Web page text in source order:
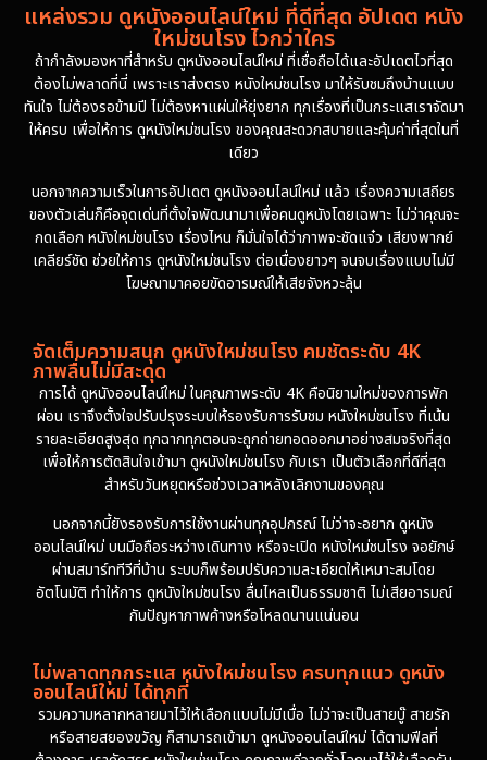
แหล่งรวม ดูหนังออนไลน์ใหม่ ที่ดีที่สุด อัปเดต หนัง
ใหม่ชนโรง ไวกว่าใคร
ถ้ากำลังมองหาที่สำหรับ ดูหนังออนไลน์ใหม่ ที่เชื่อถือได้และอัปเดตไวที่สุด
ต้องไม่พลาดที่นี่ เพราะเราส่งตรง หนังใหม่ชนโรง มาให้รับชมถึงบ้านแบบ
ทันใจ ไม่ต้องรอข้ามปี ไม่ต้องหาแผ่นให้ยุ่งยาก ทุกเรื่องที่เป็นกระแสเราจัดมา
ให้ครบ เพื่อให้การ ดูหนังใหม่ชนโรง ของคุณสะดวกสบายและคุ้มค่าที่สุดในที่
เดียว
นอกจากความเร็วในการอัปเดต ดูหนังออนไลน์ใหม่ แล้ว เรื่องความเสถียร
ของตัวเล่นก็คือจุดเด่นที่ตั้งใจพัฒนามาเพื่อคนดูหนังโดยเฉพาะ ไม่ว่าคุณจะ
กดเลือก หนังใหม่ชนโรง เรื่องไหน ก็มั่นใจได้ว่าภาพจะชัดแจ๋ว เสียงพากย์
เคลียร์ชัด ช่วยให้การ ดูหนังใหม่ชนโรง ต่อเนื่องยาวๆ จนจบเรื่องแบบไม่มี
โฆษณามาคอยขัดอารมณ์ให้เสียจังหวะลุ้น
จัดเต็มความสนุก ดูหนังใหม่ชนโรง คมชัดระดับ 4K
ภาพลื่นไม่มีสะดุด
การได้ ดูหนังออนไลน์ใหม่ ในคุณภาพระดับ 4K คือนิยามใหม่ของการพัก
ผ่อน เราจึงตั้งใจปรับปรุงระบบให้รองรับการรับชม หนังใหม่ชนโรง ที่เน้น
รายละเอียดสูงสุด ทุกฉากทุกตอนจะถูกถ่ายทอดออกมาอย่างสมจริงที่สุด
เพื่อให้การตัดสินใจเข้ามา ดูหนังใหม่ชนโรง กับเรา เป็นตัวเลือกที่ดีที่สุด
สำหรับวันหยุดหรือช่วงเวลาหลังเลิกงานของคุณ
นอกจากนี้ยังรองรับการใช้งานผ่านทุกอุปกรณ์ ไม่ว่าจะอยาก ดูหนัง
ออนไลน์ใหม่ บนมือถือระหว่างเดินทาง หรือจะเปิด หนังใหม่ชนโรง จอยักษ์
ผ่านสมาร์ททีวีที่บ้าน ระบบก็พร้อมปรับความละเอียดให้เหมาะสมโดย
อัตโนมัติ ทำให้การ ดูหนังใหม่ชนโรง ลื่นไหลเป็นธรรมชาติ ไม่เสียอารมณ์
กับปัญหาภาพค้างหรือโหลดนานแน่นอน
ไม่พลาดทุกกระแส หนังใหม่ชนโรง ครบทุกแนว ดูหนัง
ออนไลน์ใหม่ ได้ทุกที่
รวมความหลากหลายมาไว้ให้เลือกแบบไม่มีเบื่อ ไม่ว่าจะเป็นสายบู๊ สายรัก
หรือสายสยองขวัญ ก็สามารถเข้ามา ดูหนังออนไลน์ใหม่ ได้ตามฟีลที่